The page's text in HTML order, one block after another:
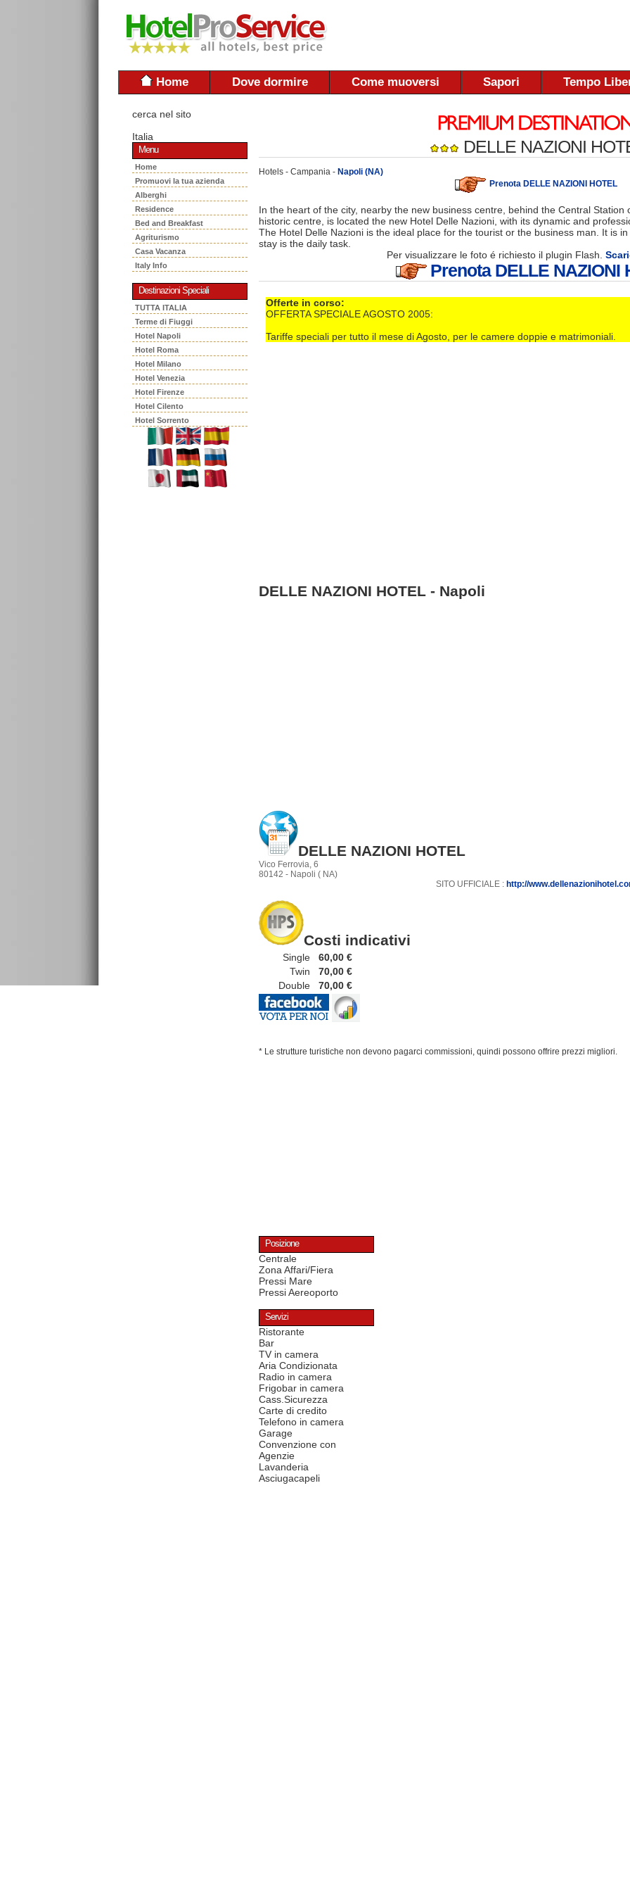
Home Dove dormire Come muoversi Sapori Tempo
cerca nel sito
Italia
Menu
Home
Promuovi la tua azienda
Alberghi
Residence
Bed and Breakfast
Agriturismo
Casa Vacanza
Italy Info
Destinazioni Speciali
TUTTA ITALIA
Terme di Fiuggi
Hotel Napoli
Hotel Roma
Hotel Milano
Hotel Venezia
Hotel Firenze
Hotel Cilento
Hotel Sorrento
DELLE NAZIONI
Hotels - Campania - Napoli (NA)
Prenota DELLE NAZIONI HOTEL
In the heart of the city, nearby the new business centre, behind the Central
historic centre, is located the new Hotel Delle Nazioni, with its dynamic and
The Hotel Delle Nazioni is the ideal place for the tourist or the business man. It is
stay is the daily task.
Per visualizzare le foto é richiesto il plugin Flash.
Prenota DELLE NAZIONI
Offerte in corso:
OFFERTA SPECIALE AGOSTO 2005:
Tariffe speciali per tutto il mese di Agosto, per le camere doppie e matrimoniali.
DELLE NAZIONI HOTEL - Napoli
DELLE NAZIONI HOTEL
Vico Ferrovia, 6
80142 - Napoli ( NA)
SITO UFFICIALE : http://
Costi indicativi
Single
60,00 €
Twin
70,00 €
Double
70,00 €
* Le strutture turistiche non devono pagarci commissioni, quindi possono offrire prezzi migliori.
Posizione
Centrale
Zona Affari/Fiera
Pressi Mare
Pressi Aereoporto
Servizi
Ristorante
Bar
TV in camera
Aria Condizionata
Radio in camera
Frigobar in camera
Cass.Sicurezza
Carte di credito
Telefono in camera
Garage
Convenzione con
Agenzie
Lavanderia
Asciugacapeli